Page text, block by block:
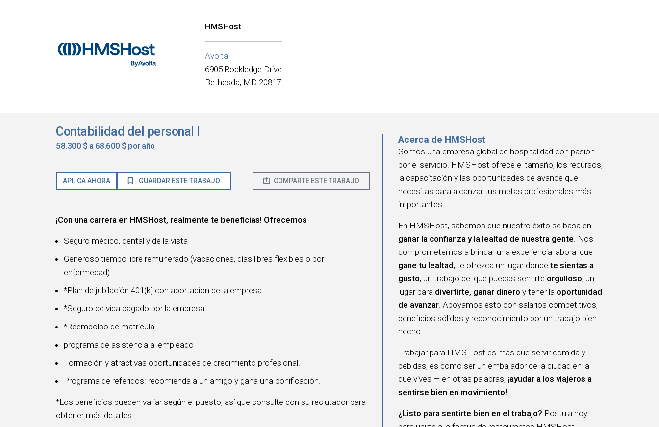
HMSHost
Avolta
6905 Rockledge Drive
Bethesda, MD 20817
Contabilidad del personal I
58.300 $ a 68.600 $ por año
APLICA AHORA GUARDAR ESTE TRABAJO COMPARTE ESTE TRABAJO
¡Con una carrera en HMSHost, realmente te beneficias! Ofrecemos
Seguro médico, dental y de la vista
Generoso tiempo libre remunerado (vacaciones, días libres flexibles o por
enfermedad).
*Plan de jubilación 401(k) con aportación de la empresa
*Seguro de vida pagado por la empresa
*Reembolso de matrícula
programa de asistencia al empleado
Formación y atractivas oportunidades de crecimiento profesional.
Programa de referidos: recomienda a un amigo y gana una bonificación.
*Los beneficios pueden variar según el puesto, así que consulte con su reclutador para
obtener más detalles.
Acerca de HMSHost
Somos una empresa global de hospitalidad con pasión
por el servicio. HMSHost ofrece el tamaño, los recursos,
la capacitación y las oportunidades de avance que
necesitas para alcanzar tus metas profesionales más
importantes.
En HMSHost, sabemos que nuestro éxito se basa en
ganar la confianza y la lealtad de nuestra gente. Nos
comprometemos a brindar una experiencia laboral que
gane tu lealtad, te ofrezca un lugar donde te sientas a
gusto, un trabajo del que puedas sentirte orgulloso, un
lugar para divertirte, ganar dinero y tener la oportunidad
de avanzar. Apoyamos esto con salarios competitivos,
beneficios sólidos y reconocimiento por un trabajo bien
hecho.
Trabajar para HMSHost es más que servir comida y
bebidas, es como ser un embajador de la ciudad en la
que vives — en otras palabras, ¡ayudar a los viajeros a
sentirse bien en movimiento!
¿Listo para sentirte bien en el trabajo? Postula hoy